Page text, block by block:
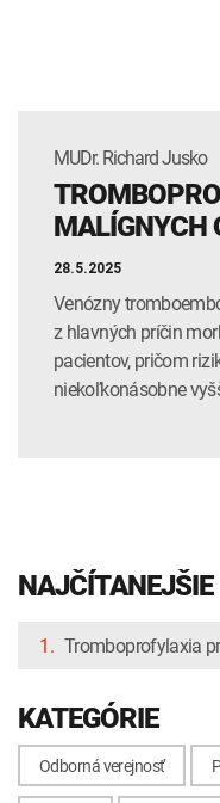
MUDr. Richard Jusko
MALÍGNYCH
28.5.2025
Venózny
z hlavných príčin
pacientov, pričom
niekoľkonásobne
NAJČÍTANEJŠIE
1. Tromboprofylaxia
KATEGÓRIE
Odborná verejnosť